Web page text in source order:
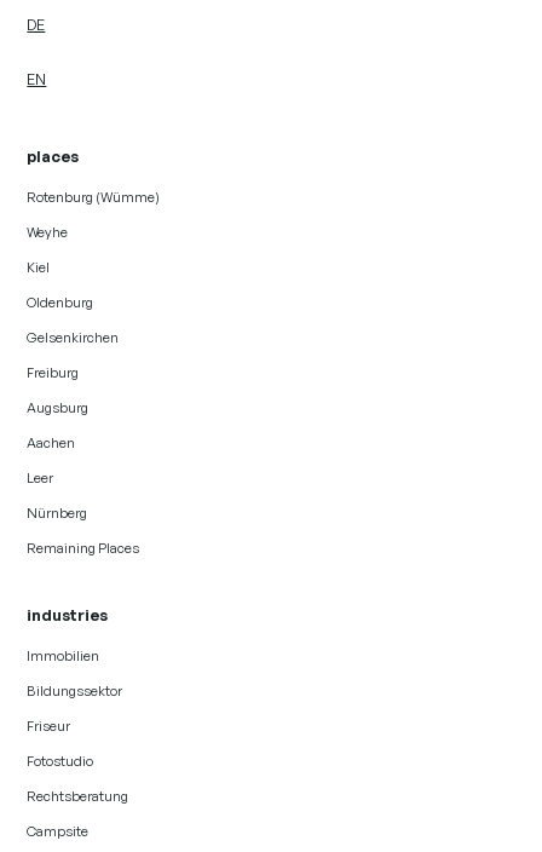
DE
EN
places
Rotenburg (Wümme)
Weyhe
Kiel
Oldenburg
Gelsenkirchen
Freiburg
Augsburg
Aachen
Leer
Nürnberg
Remaining Places
industries
Immobilien
Bildungssektor
Friseur
Fotostudio
Rechtsberatung
Campsite